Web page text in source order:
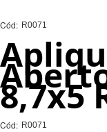
Cód: R0071
8,7x5
Cód: R0071